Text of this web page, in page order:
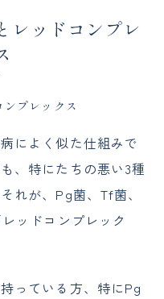
レッドコンプレ
によく似た仕組みで
、特にたちの悪い3種
れが、Pg菌、Tf菌、
ッドコンプレック
っている方、特にPg